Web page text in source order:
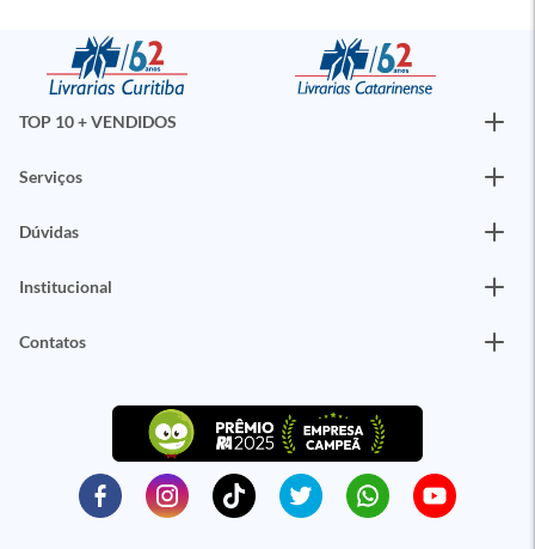
TOP 10 + VENDIDOS
Serviços
Dúvidas
Institucional
Contatos